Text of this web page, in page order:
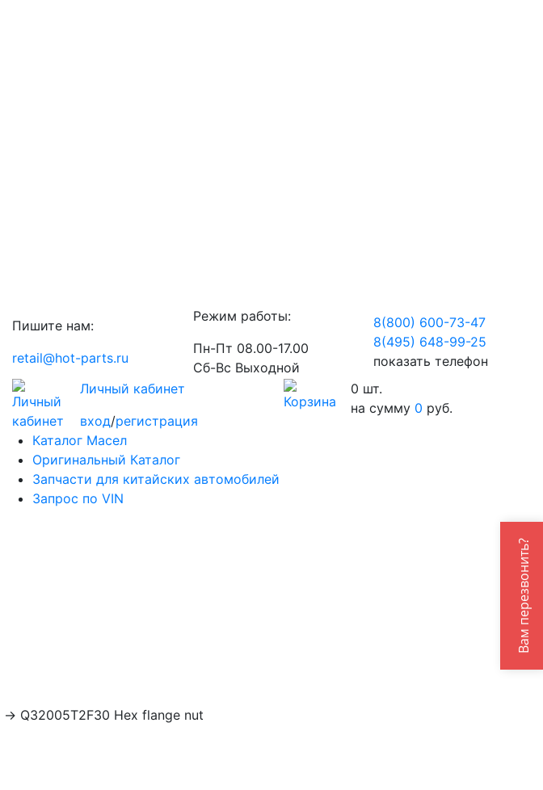
Пишите нам:
retail@hot-parts.ru
Режим работы:
Пн-Пт 08.00-17.00
Сб-Вс Выходной
8(800) 600-73-47
8(495) 648-99-25
показать телефон
Личный кабинет
вход/регистрация
0 шт.
на сумму 0 руб.
Каталог Масел
Оригинальный Каталог
Запчасти для китайских автомобилей
Запрос по VIN
→ Q32005T2F30 Hex flange nut
Вам перезвонить?